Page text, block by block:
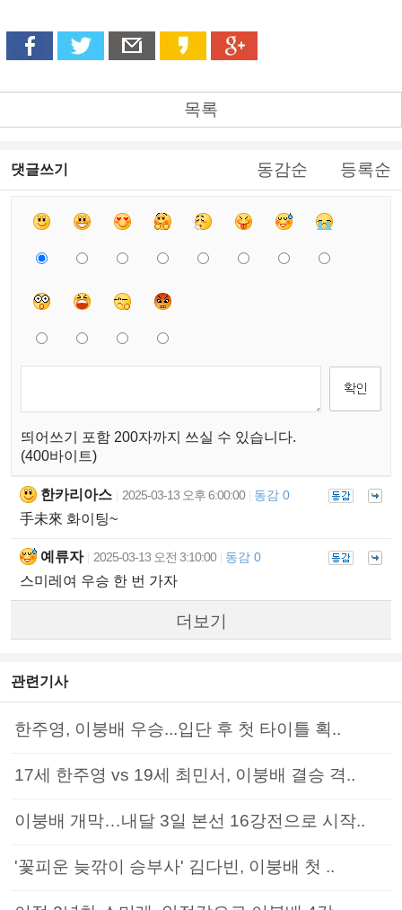
목록
댓글쓰기 동감순 등록순
띄어쓰기 포함 200자까지 쓰실 수 있습니다.
(400바이트)
한카리아스 2025-03-13 오후 6:00:00 동감 0
手未來 화이팅~
예류자 2025-03-13 오전 3:10:00 동감 0
스미레여 우승 한 번 가자
더보기
관련기사
한주영, 이붕배 우승...입단 후 첫 타이틀 획..
17세 한주영 vs 19세 최민서, 이붕배 결승 격..
이붕배 개막…내달 3일 본선 16강전으로 시작..
'꽃피운 늦깎이 승부사' 김다빈, 이붕배 첫 ..